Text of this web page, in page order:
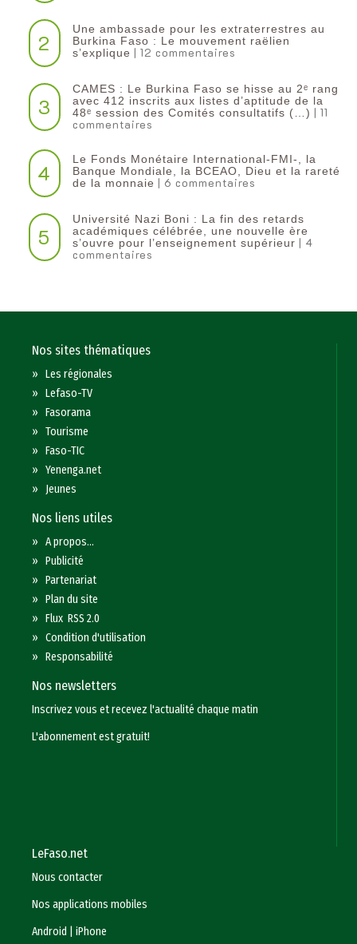
2
Une ambassade pour les extraterrestres au
Burkina Faso : Le mouvement raëlien
s’explique | 12 commentaires
3
CAMES : Le Burkina Faso se hisse au 2ᵉ rang
avec 412 inscrits aux listes d’aptitude de la
48ᵉ session des Comités consultatifs (…) | 11
commentaires
4
Le Fonds Monétaire International-FMI-, la
Banque Mondiale, la BCEAO, Dieu et la rareté
de la monnaie | 6 commentaires
5
Université Nazi Boni : La fin des retards
académiques célébrée, une nouvelle ère
s’ouvre pour l’enseignement supérieur | 4
commentaires
Nos sites thématiques
»Les régionales
»Lefaso-TV
»Fasorama
»Tourisme
»Faso-TIC
»Yenenga.net
» Jeunes
Nos liens utiles
»A propos...
»Publicité
»Partenariat
»Plan du site
»Flux RSS 2.0
»Condition d'utilisation
»Responsabilité
Nos newsletters
Inscrivez vous et recevez l'actualité chaque matin
L'abonnement est gratuit!
LeFaso.net
Nous contacter
Nos applications mobiles
Android
|iPhone